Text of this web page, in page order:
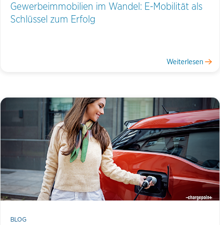
Gewerbeimmobilien im Wandel: E-Mobilität als
Schlüssel zum Erfolg
Weiterlesen
BLOG